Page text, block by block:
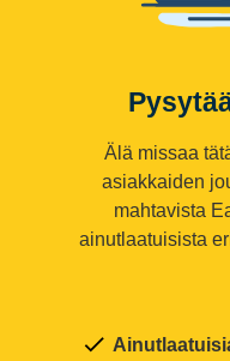
Älä missaa
asiakkaiden
mahtavista
ainutlaatuisista